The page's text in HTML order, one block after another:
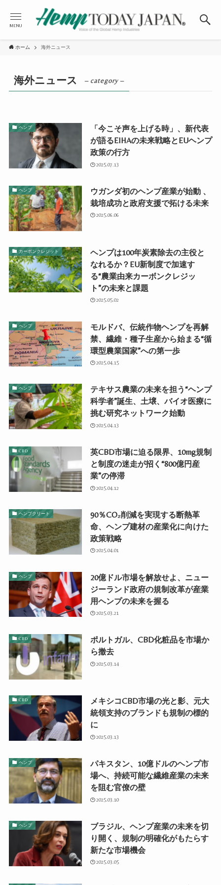
MENU
ホーム 海外ニュース
海外ニュース – category –
ヘンプ
「今こそ声を上げる時」、新代表
が語るEIHAの未来戦略とEUヘンプ
政策の行方
2025.07.13
ヘンプ
ウガンダ初のヘンプ産業が始動 、
栽培成功と政府支援で拓ける未来
2025.06.06
カーボンクレジット
ヘンプは100年炭素除去の主役と
なれるか？EU新制度で加速す
る“農業由来カーボンクレジッ
ト”の未来と課題
2025.05.02
ヘンプ
モルドバ、伝統作物ヘンプを再解
禁、繊維・種子生産から始まる“循
環型農業国家”への第一歩
2025.04.15
ヘンプ
テキサス農業の未来を担う“ヘンプ
科学者”誕生、土壌、バイオ医療に
挑む研究ネットワーク始動
2025.04.13
CBD
英CBD市場に迫る限界、10mg規制
と制度の迷走が招く“800億円産
業”の停滞
2025.04.12
ヘンプクリート
90％CO₂削減を実現する断熱革
命、ヘンプ建材の産業化に向けた
政策戦略
2025.04.01
ヘンプ
20億ドル市場を解放せよ、ニュー
ジーランド政府の規制改革が産業
用ヘンプの未来を握る
2025.03.21
CBD
ポルトガル、CBD化粧品を市場か
ら撤去
2025.03.14
CBD
メキシコCBD市場の光と影、元大
統領支持のブランドも規制の標的
に
2025.03.13
ヘンプ
パキスタン、10億ドルのヘンプ市
場へ、持続可能な繊維産業の未来
を阻む官僚の壁
2025.03.10
ヘンプ
ブラジル、ヘンプ産業の未来を切
り開く、規制の明確化がもたらす
新たな市場機会
2025.03.05